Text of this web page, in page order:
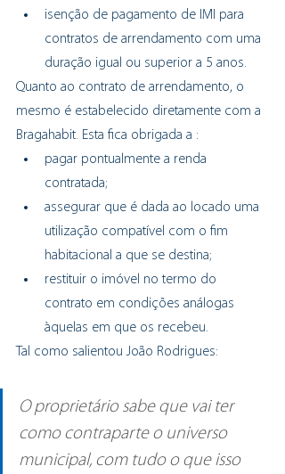
isenção de pagamento de IMI para
contratos de arrendamento com uma
duração igual ou superior a 5 anos.
Quanto ao contrato de arrendamento, o
mesmo é estabelecido diretamente com a
Bragahabit. Esta fica obrigada a :
pagar pontualmente a renda
contratada;
assegurar que é dada ao locado uma
utilização compatível com o fim
habitacional a que se destina;
restituir o imóvel no termo do
contrato em condições análogas
àquelas em que os recebeu.
Tal como salientou João Rodrigues:
O proprietário sabe que vai ter
como contraparte o universo
municipal, com tudo o que isso